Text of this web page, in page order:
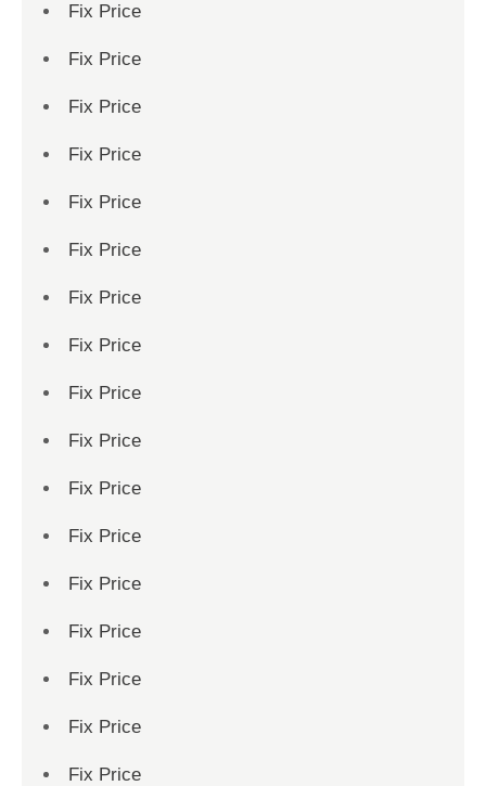
Fix Price
Fix Price
Fix Price
Fix Price
Fix Price
Fix Price
Fix Price
Fix Price
Fix Price
Fix Price
Fix Price
Fix Price
Fix Price
Fix Price
Fix Price
Fix Price
Fix Price